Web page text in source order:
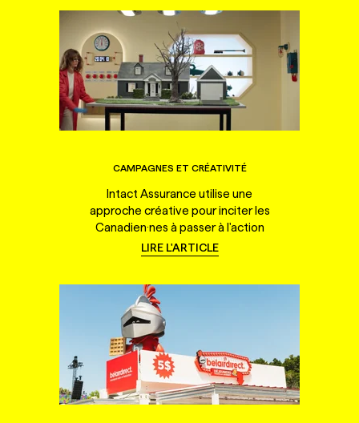
CAMPAGNES ET CRÉATIVITÉ
Intact Assurance utilise une
approche créative pour inciter les
Canadien·nes à passer à l'action
LIRE L'ARTICLE